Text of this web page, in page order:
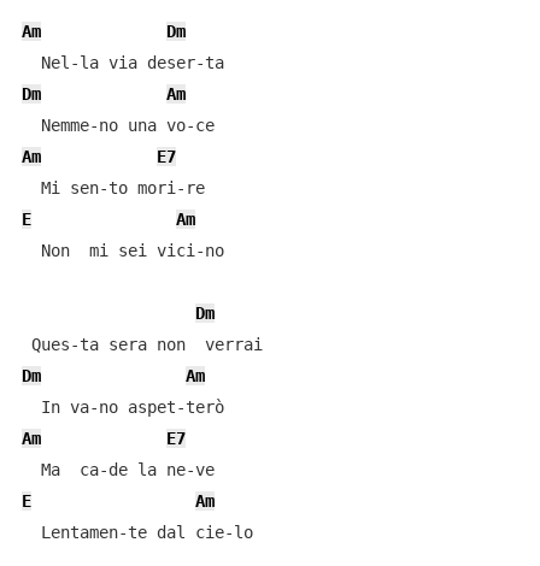
Am
Dm
  Nel-la via deser-ta
Dm
Am
  Nemme-no una vo-ce
Am
E7
  Mi sen-to mori-re
E
Am
  Non  mi sei vici-no
Dm
Dm
Am
  In va-no aspet-terò
Am
E7
  Ma  ca-de la ne-ve
E
Am
  Lentamen-te dal cie-lo